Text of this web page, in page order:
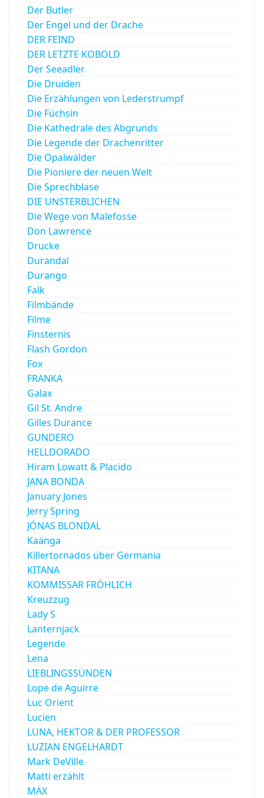
Der Butler
Der Engel und der Drache
DER FEIND
DER LETZTE KOBOLD
Der Seeadler
Die Druiden
Die Erzählungen von Lederstrumpf
Die Füchsin
Die Kathedrale des Abgrunds
Die Legende der Drachenritter
Die Opalwälder
Die Pioniere der neuen Welt
Die Sprechblase
DIE UNSTERBLICHEN
Die Wege von Malefosse
Don Lawrence
Drucke
Durandal
Durango
Falk
Filmbände
Filme
Finsternis
Flash Gordon
Fox
FRANKA
Galax
Gil St. Andre
Gilles Durance
GUNDERO
HELLDORADO
Hiram Lowatt & Placido
JANA BONDA
January Jones
Jerry Spring
JÓNAS BLONDAL
Kaänga
Killertornados über Germania
KITANA
KOMMISSAR FRÖHLICH
Kreuzzug
Lady S
Lanternjack
Legende
Lena
LIEBLINGSSÜNDEN
Lope de Aguirre
Luc Orient
Lucien
LUNA, HEKTOR & DER PROFESSOR
LUZIAN ENGELHARDT
Mark DeVille
Matti erzählt
MÄX